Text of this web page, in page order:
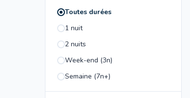
Toutes durées
1 nuit
2 nuits
Week-end (3n)
Semaine (7n+)